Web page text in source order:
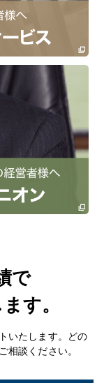
で
す。
いたします。どの
相談ください。